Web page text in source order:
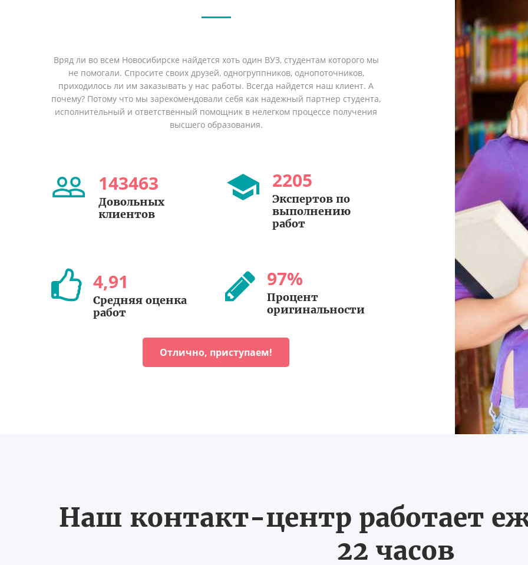
Вряд ли во всем Новосибирске найдется хоть один ВУЗ, студентам которого мы
не помогали. Спросите своих друзей, одногруппников, однопоточников,
приходилось ли им заказывать у нас работы. Всегда найдется наш клиент. А
почему? Потому что мы зарекомендовали себя как надежный партнер студента,
исполнительный и ответственный помощник в нелегком процессе получения
высшего образования.
143463
Довольных
клиентов
2205
Экспертов по
выполнению
работ
4,91
Средняя оценка
работ
97%
Процент
оригинальности
Отлично, приступаем!
Наш контакт-центр работает
22 часов